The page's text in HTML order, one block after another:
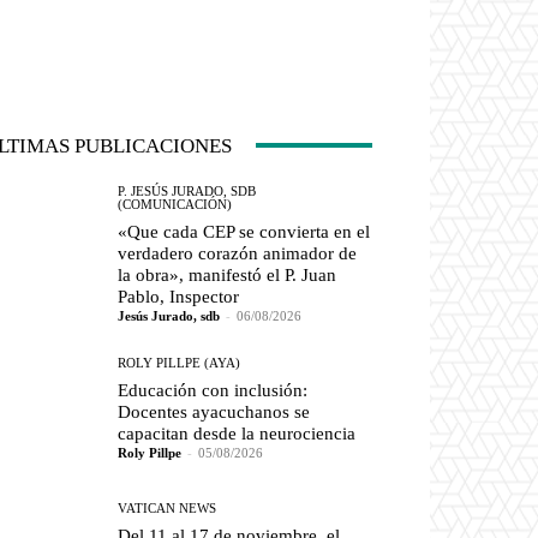
PUBLICACIONES
P. JESÚS JURADO, SDB
(COMUNICACIÓN)
«Que cada CEP se convierta en el
verdadero corazón animador de
la obra», manifestó el P. Juan
Pablo, Inspector
Jesús Jurado, sdb - 06/08/2026
ROLY PILLPE (AYA)
Educación con inclusión:
Docentes ayacuchanos se
capacitan desde la neurociencia
Roly Pillpe - 05/08/2026
VATICAN NEWS